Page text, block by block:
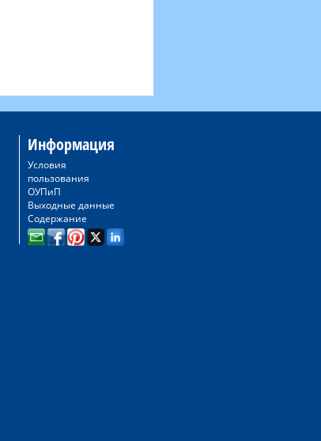
Информация
Условия
пользования
ОУПиП
Выходные данные
Содержание